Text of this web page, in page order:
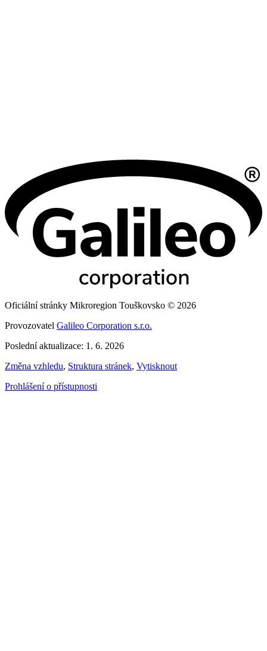
Oficiální stránky Mikroregion Touškovsko © 2026
Provozovatel Galileo Corporation s.r.o.
Poslední aktualizace: 1. 6. 2026
Změna vzhledu, Struktura stránek, Vytisknout
Prohlášení o přístupnosti